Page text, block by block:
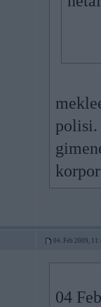
polisi.
04. Feb 2009,
04